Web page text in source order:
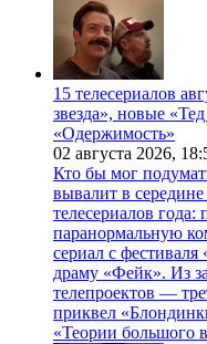
15 телесериалов
звезда», новые
«Одержимость»
02 августа 2026,
Кто бы мог
вывалит в
телесериалов
паранормальную
сериал с
драму «Фейк». Из
телепроектов —
приквел
«Теории большого